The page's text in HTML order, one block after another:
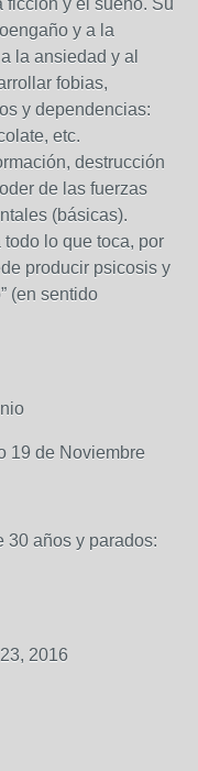
ficción y el sueño. Su
y a la
la ansiedad y al
fobias,
y dependencias:
etc.
destrucción
de las fuerzas
(básicas).
lo que toca, por
producir psicosis y
(en sentido
19 de Noviembre
30 años y parados:
2016